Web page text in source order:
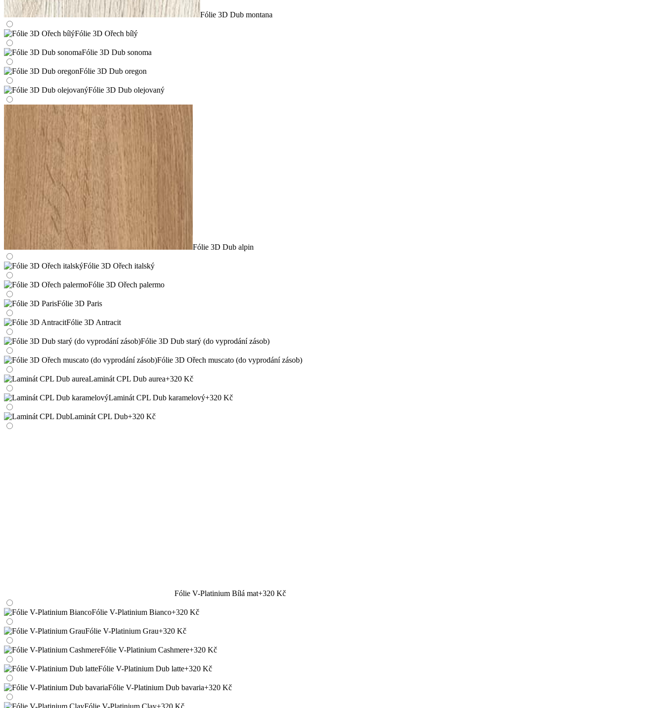
Fólie 3D Dub montana
Fólie 3D Ořech bílý
Fólie 3D Dub sonoma
Fólie 3D Dub oregon
Fólie 3D Dub olejovaný
Fólie 3D Dub alpin
Fólie 3D Ořech italský
Fólie 3D Ořech palermo
Fólie 3D Paris
Fólie 3D Antracit
Fólie 3D Dub starý (do vyprodání zásob)
Fólie 3D Ořech muscato (do vyprodání zásob)
Laminát CPL Dub aurea+320 Kč
Laminát CPL Dub karamelový+320 Kč
Laminát CPL Dub+320 Kč
Fólie V-Platinium Bílá mat+320 Kč
Fólie V-Platinium Bianco+320 Kč
Fólie V-Platinium Grau+320 Kč
Fólie V-Platinium Cashmere+320 Kč
Fólie V-Platinium Dub latte+320 Kč
Fólie V-Platinium Dub bavaria+320 Kč
Fólie V-Platinium Clay+320 Kč